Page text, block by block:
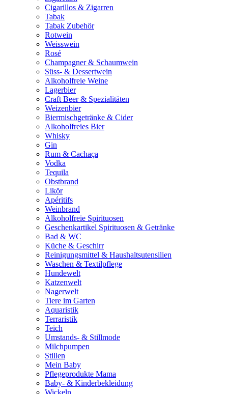
Cigarillos & Zigarren
Tabak
Tabak Zubehör
Rotwein
Weisswein
Rosé
Champagner & Schaumwein
Süss- & Dessertwein
Alkoholfreie Weine
Lagerbier
Craft Beer & Spezialitäten
Weizenbier
Biermischgetränke & Cider
Alkoholfreies Bier
Whisky
Gin
Rum & Cachaça
Vodka
Tequila
Obstbrand
Likör
Apéritifs
Weinbrand
Alkoholfreie Spirituosen
Geschenkartikel Spirituosen & Getränke
Bad & WC
Küche & Geschirr
Reinigungsmittel & Haushaltsutensilien
Waschen & Textilpflege
Hundewelt
Katzenwelt
Nagerwelt
Tiere im Garten
Aquaristik
Terraristik
Teich
Umstands- & Stillmode
Milchpumpen
Stillen
Mein Baby
Pflegeprodukte Mama
Baby- & Kinderbekleidung
Wickeln